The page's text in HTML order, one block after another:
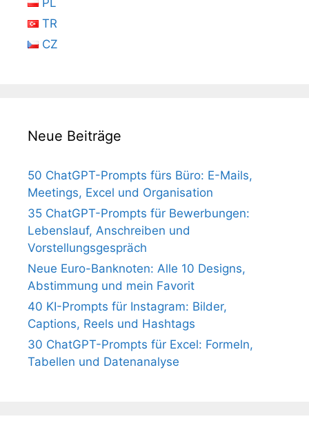
PL
TR
CZ
Neue Beiträge
50 ChatGPT-Prompts fürs Büro: E-Mails,
Meetings, Excel und Organisation
35 ChatGPT-Prompts für Bewerbungen:
Lebenslauf, Anschreiben und
Vorstellungsgespräch
Neue Euro-Banknoten: Alle 10 Designs,
Abstimmung und mein Favorit
40 KI-Prompts für Instagram: Bilder,
Captions, Reels und Hashtags
30 ChatGPT-Prompts für Excel: Formeln,
Tabellen und Datenanalyse